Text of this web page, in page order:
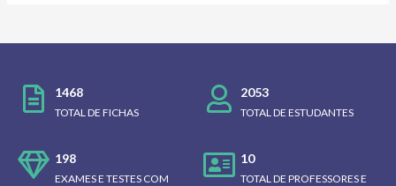
1468
TOTAL DE FICHAS
2053
TOTAL DE ESTUDANTES
198
EXAMES E TESTES COM
10
TOTAL DE PROFESSORES E